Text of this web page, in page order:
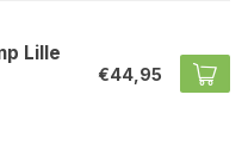
Lille
€44,95